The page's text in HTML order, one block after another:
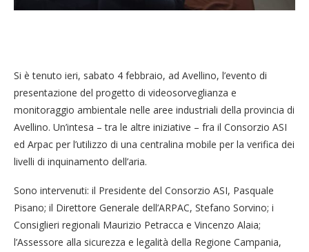
Si è tenuto ieri, sabato 4 febbraio, ad Avellino, l’evento di
presentazione del progetto di videosorveglianza e
monitoraggio ambientale nelle aree industriali della provincia di
Avellino. Un’intesa – tra le altre iniziative – fra il Consorzio ASI
ed Arpac per l’utilizzo di una centralina mobile per la verifica dei
livelli di inquinamento dell’aria.
Sono intervenuti: il Presidente del Consorzio ASI, Pasquale
Pisano; il Direttore Generale dell’ARPAC, Stefano Sorvino; i
Consiglieri regionali Maurizio Petracca e Vincenzo Alaia;
l’Assessore alla sicurezza e legalità della Regione Campania,